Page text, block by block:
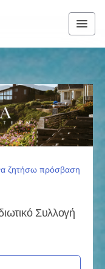
ζητήσω πρόσβαση
Συλλογή